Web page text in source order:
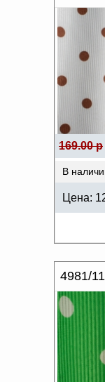
169.00 р
В
Цена:
4981/